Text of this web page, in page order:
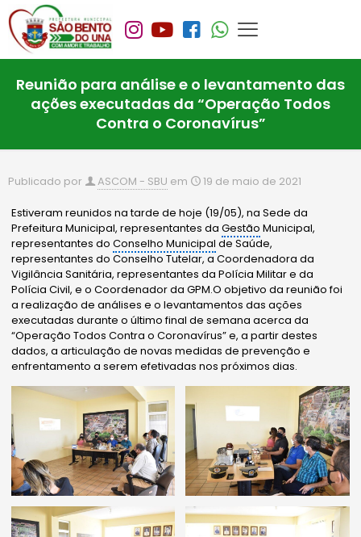
Reunião para análise e o levantamento das
ações executadas da “Operação Todos
Contra o Coronavírus”
Publicado por ASCOM - SBU em 19 de maio de 2021
Estiveram reunidos na tarde de hoje (19/05), na Sede da
Prefeitura Municipal, representantes daGestão Municipal,
representantes doConselho Municipal de Saúde,
representantes do Conselho Tutelar, a Coordenadora da
Vigilância Sanitária, representantes da Polícia Militar e da
Polícia Civil, e o Coordenador da GPM.O objetivo da reunião foi
a realização de análises e o levantamentos das ações
executadas durante o último final de semana acerca da
“Operação Todos Contra o Coronavírus” e, a partir destes
dados, a articulação de novas medidas de prevenção e
enfrentamento a serem efetivadas nos próximos dias.